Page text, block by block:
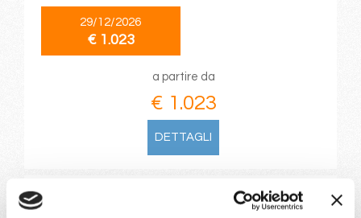
29/12/2026
€ 1.023
a partire da
€ 1.023
DETTAGLI
Paris (le havre)conMSC